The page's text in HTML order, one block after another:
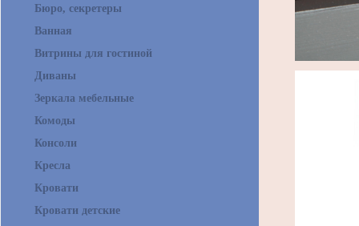
Бюро, секретеры
Ванная
Витрины для гостиной
Диваны
Зеркала мебельные
Комоды
Консоли
Кресла
Кровати
Кровати детские